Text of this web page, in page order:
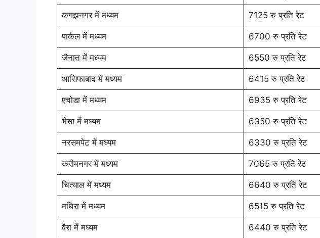
कगझनगर में मध्यम 7125 रु प्रति रेट
पार्कल में मध्यम 6700 रु प्रति रेट
जैनात में मध्यम 6550 रु प्रति रेट
आसिफाबाद में मध्यम 6415 रु प्रति रेट
एचोडा में मध्यम 6935 रु प्रति रेट
भेसा में मध्यम 6350 रु प्रति रेट
नरसमपेट में मध्यम 6330 रु प्रति रेट
करीमनगर में मध्यम 7065 रु प्रति रेट
चित्याल में मध्यम 6640 रु प्रति रेट
मधिरा में मध्यम 6515 रु प्रति रेट
वैरा में मध्यम 6440 रु प्रति रेट